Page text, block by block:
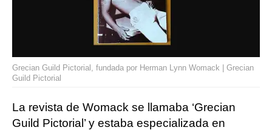
Grecian Guild Pictorial, fundada por Herman Lynn Womack | Grecian
Guild Pictorial
La revista de Womack se llamaba ‘Grecian
Guild Pictorial’ y estaba especializada en